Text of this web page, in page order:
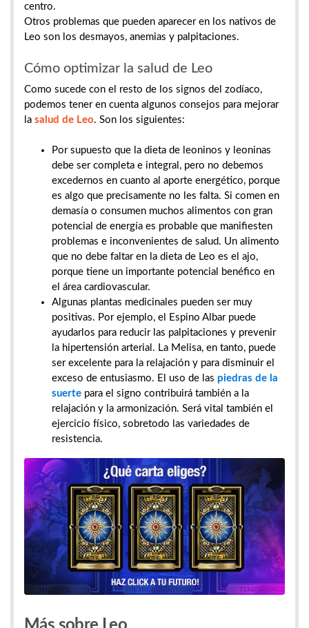
centro.
Otros problemas que pueden aparecer en los nativos de
Leo son los desmayos, anemias y palpitaciones.
Cómo optimizar la salud de Leo
Como sucede con el resto de los signos del zodíaco,
podemos tener en cuenta algunos consejos para mejorar
la salud de Leo. Son los siguientes:
Por supuesto que la dieta de leoninos y leoninas
debe ser completa e integral, pero no debemos
excedernos en cuanto al aporte energético, porque
es algo que precisamente no les falta. Si comen en
demasía o consumen muchos alimentos con gran
potencial de energía es probable que manifiesten
problemas e inconvenientes de salud. Un alimento
que no debe faltar en la dieta de Leo es el ajo,
porque tiene un importante potencial benéfico en
el área cardiovascular.
Algunas plantas medicinales pueden ser muy
positivas. Por ejemplo, el Espino Albar puede
ayudarlos para reducir las palpitaciones y prevenir
la hipertensión arterial. La Melisa, en tanto, puede
ser excelente para la relajación y para disminuir el
exceso de entusiasmo. El uso de las piedras de la
suerte para el signo contribuirá también a la
relajación y la armonización. Será vital también el
ejercicio físico, sobretodo las variedades de
resistencia.